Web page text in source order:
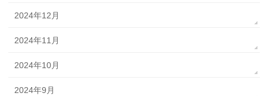
2024年12月
2024年11月
2024年10月
2024年9月